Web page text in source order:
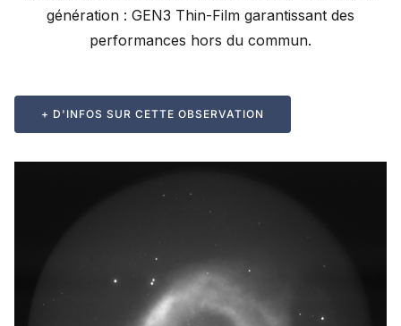
génération : GEN3 Thin-Film garantissant des
performances hors du commun.
+ D'INFOS SUR CETTE OBSERVATION